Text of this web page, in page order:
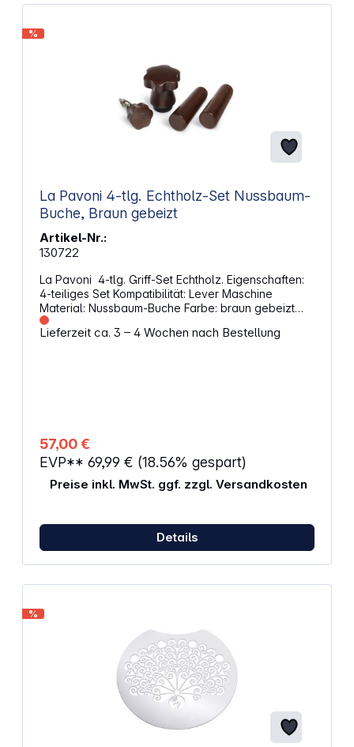
%
La Pavoni 4-tlg. Echtholz-Set Nussbaum-
Buche, Braun gebeizt
Artikel-Nr.:
130722
La Pavoni 4-tlg. Griff-Set Echtholz. Eigenschaften:
4-teiliges Set Kompatibilität: Lever Maschine
Material: Nussbaum-Buche Farbe: braun gebeizt
Gewicht: 194 g
Lieferzeit ca. 3 – 4 Wochen nach Bestellung
57,00 €
EVP** 69,99 € (18.56% gespart)
Preise inkl. MwSt. ggf. zzgl. Versandkosten
Details
%